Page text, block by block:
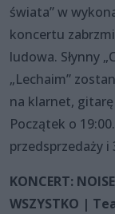
świata” w
koncertu
ludowa. Słynny
„Lechaim”
na klarnet,
Początek o
przedsprzedaży i
KONCERT:
WSZYSTKO |